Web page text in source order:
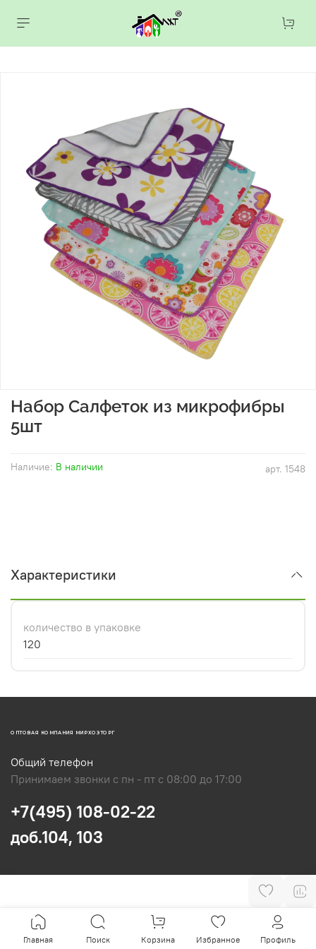
арт. 1548
Наличие: В наличии
Набор Салфеток из микрофибры
5шт
Характеристики
количество в упаковке
120
ОПТОВАЯ КОМПАНИЯ МИРХОЗТОРГ
Общий телефон
Принимаем звонки с пн - пт с 08:00 до 17:00
+7(495) 108-02-22
доб.104, 103
Главная Поиск Корзина Избранное Профиль